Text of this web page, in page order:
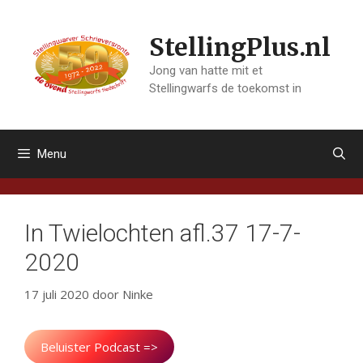
inhoud
StellingPlus.nl
Jong van hatte mit et
Stellingwarfs de toekomst in
Menu
In Twielochten afl.37 17-7-
2020
17 juli 2020 door Ninke
Beluister Podcast =>